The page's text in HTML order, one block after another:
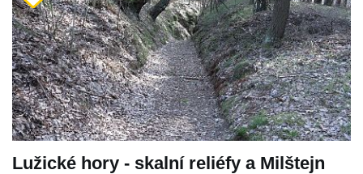
Lužické hory - skalní reliéfy a Milštejn